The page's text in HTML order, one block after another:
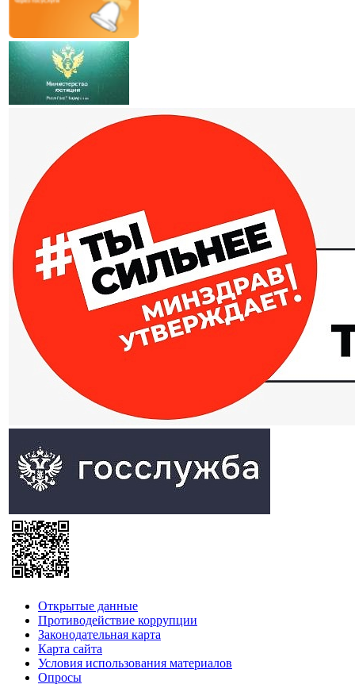
Открытые данные
Противодействие коррупции
Законодательная карта
Карта сайта
Условия использования материалов
Опросы